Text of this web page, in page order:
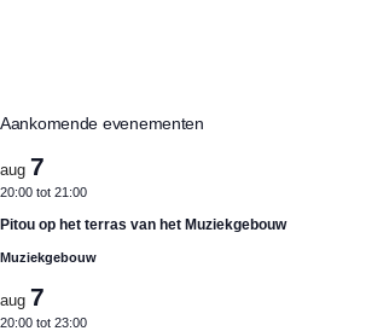
.
Aankomende evenementen
aug 7
20:00 tot 21:00
Pitou op het terras van het Muziekgebouw
Muziekgebouw
aug 7
20:00 tot 23:00